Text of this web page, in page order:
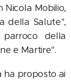
Mobilio,
della Salute",
della
e Martire".
ha proposto ai